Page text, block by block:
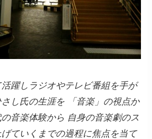
躍しラジオやテレビ番組を手が
し氏の生涯を 「音楽」の視点か
音楽体験から 自身の音楽劇のス
ていくまでの過程に焦点を当て